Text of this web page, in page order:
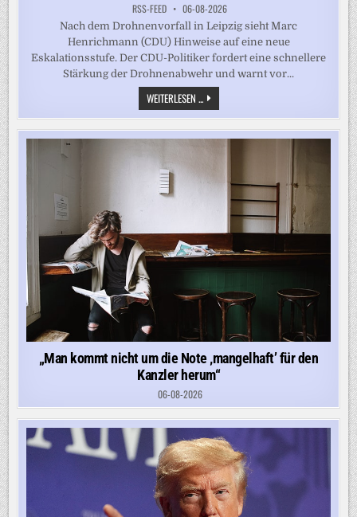
RSS-FEED 06-08-2026
Nach dem Drohnenvorfall in Leipzig sieht Marc
Henrichmann (CDU) Hinweise auf eine neue
Eskalationsstufe. Der CDU-Politiker fordert eine schnellere
Stärkung der Drohnenabwehr und warnt vor...
WEITERLESEN ...„ES
SPRICHT
VIEL
DAFÜR,
DASS
DIE
NÄCHSTE
ESKALATIONSSTUFE
„Man kommt nicht um die Note ‚mangelhaft’ für den
Kanzler herum“
06-08-2026